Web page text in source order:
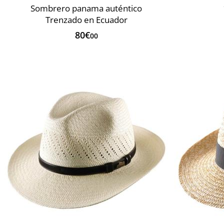
Sombrero panama auténtico
Trenzado en Ecuador
80€00